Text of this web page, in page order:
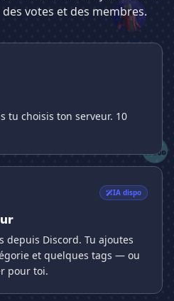
votes et des membres.
tu choisis ton serveur. 10
IA dispo
depuis Discord. Tu ajoutes
et quelques tags — ou
pour toi.